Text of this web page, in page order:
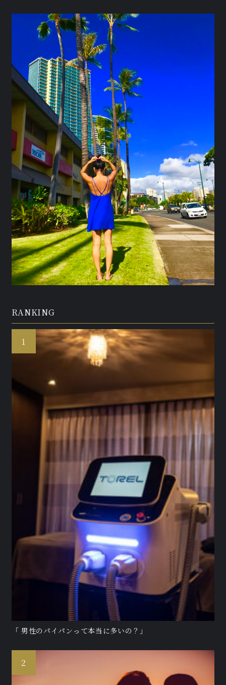
RANKING
「 男性のパイパンって本当に多いの？」